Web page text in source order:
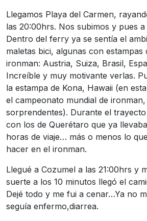
Llegamos Playa del Carmen,
las 20:00hrs. Nos subimos y pues
Dentro del ferry ya se sentía el
maletas bici, algunas con estampas
ironman: Austria, Suiza, Brasil,
Increíble y muy motivante verlas.
la estampa de Kona, Hawaii (en
el campeonato mundial de ironman,
sorprendentes). Durante el
con los de Querétaro que ya
horas de viaje… más o menos lo
hacer en el ironman.
Llegué a Cozumel a las 21:00hrs y
suerte a los 10 minutos llegó el
Dejé todo y me fui a cenar…Ya no
seguía enfermo,diarrea.